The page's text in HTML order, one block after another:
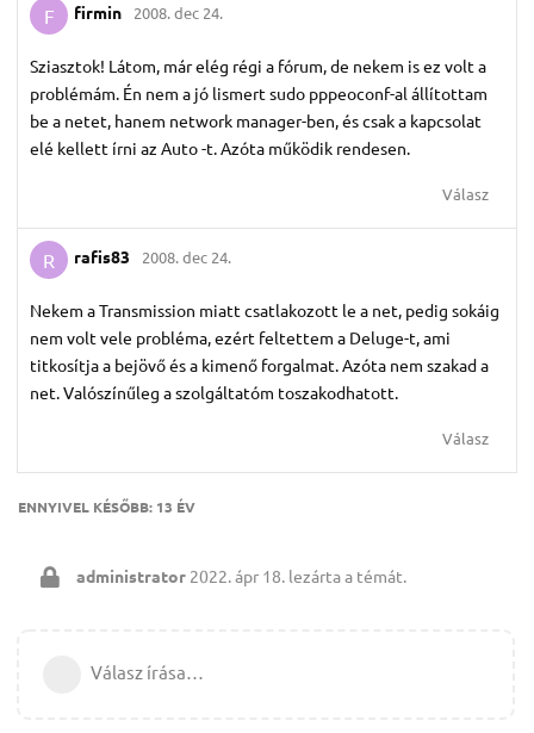
F firmin 2008. dec 24.
Sziasztok! Látom, már elég régi a fórum, de nekem is ez volt a
problémám. Én nem a jó lismert sudo pppeoconf-al állítottam
be a netet, hanem network manager-ben, és csak a kapcsolat
elé kellett írni az Auto -t. Azóta működik rendesen.
Válasz
R rafis83 2008. dec 24.
Nekem a Transmission miatt csatlakozott le a net, pedig sokáig
nem volt vele probléma, ezért feltettem a Deluge-t, ami
titkosítja a bejövő és a kimenő forgalmat. Azóta nem szakad a
net. Valószínűleg a szolgáltatóm toszakodhatott.
Válasz
ENNYIVEL KÉSŐBB: 13 ÉV
administrator 2022. ápr 18. lezárta a témát.
Válasz írása…